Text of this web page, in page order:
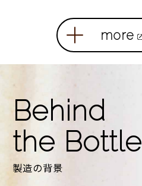
more
Behind
the Bottle
製造の背景